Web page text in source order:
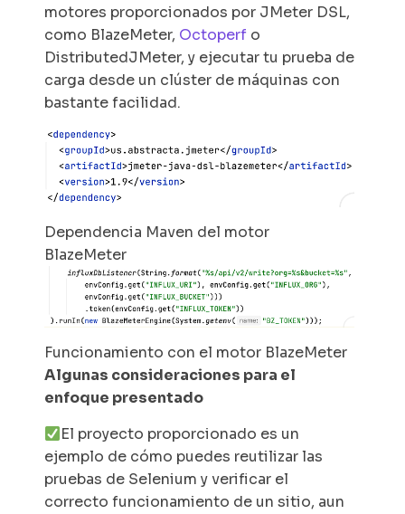
motores proporcionados por JMeter DSL,
como BlazeMeter, Octoperf o
DistributedJMeter, y ejecutar tu prueba de
carga desde un clúster de máquinas con
bastante facilidad.
Dependencia Maven del motor
BlazeMeter
Funcionamiento con el motor BlazeMeter
Algunas consideraciones para el
enfoque presentado
El proyecto proporcionado es un
ejemplo de cómo puedes reutilizar las
pruebas de Selenium y verificar el
correcto funcionamiento de un sitio, aun